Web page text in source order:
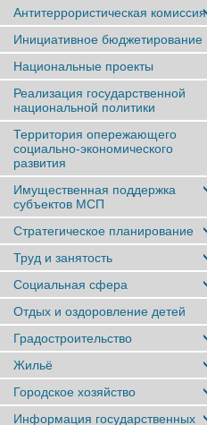
Антитеррористическая комиссия
Инициативное бюджетирование
Национальные проекты
Реализация государственной
национальной политики
Территория опережающего
социально-экономического
развития
Имущественная поддержка
субъектов МСП
Стратегическое планирование
Труд и занятость
Социальная сфера
Отдых и оздоровление детей
Градостроительство
Жильё
Городское хозяйство
Информация государственных